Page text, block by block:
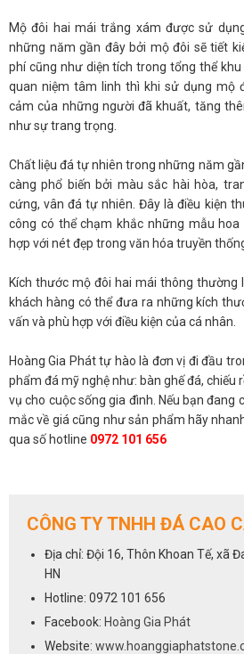
Mộ đôi hai mái trắng xám được sử
những năm gần đây bởi mộ đôi sẽ tiết
phí cũng như diện tích trong tổng thể
quan niệm tâm linh thì khi sử dụng mộ
cảm của những người đã khuất, tăng
như sự trang trọng.
Chất liệu đá tự nhiên trong những năm
càng phổ biến bởi màu sắc hài hòa,
cứng, vân đá tự nhiên. Đây là điều kiện
công có thể chạm khắc những mẫu
hợp với nét đẹp trong văn hóa truyền
Kích thước mộ đôi hai mái thông thường
khách hàng có thể đưa ra những kích
vấn và phù hợp với điều kiện của cá nhân.
Hoàng Gia Phát tự hào là đơn vị đi đầu
phẩm đá mỹ nghệ như: bàn ghế đá, chiếu
vụ cho cuộc sống gia đình. Nếu bạn đang
mắc về giá cũng như sản phẩm hãy
qua số hotline 0972 101 656
CÔNG TY TNHH ĐÁ CAO
Địa chỉ: Đội 16, Thôn Khoan Tế, xã
HN
Hotline: 0972 101 656
Facebook: Hoàng Gia Phát
Website: